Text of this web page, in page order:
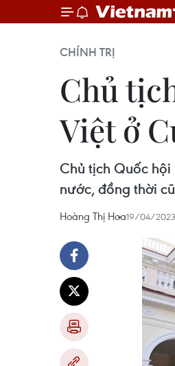
CHÍNH TRỊ
Chủ
Việt ở
Chủ tịch Quốc
nước, đồng thời
Hoàng Thị Hoa19/04/